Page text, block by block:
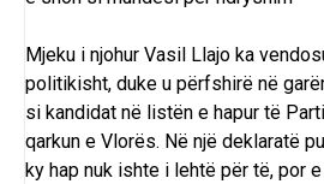
Mjeku i njohur Vasil Llajo ka
politikisht, duke u përfshirë në
si kandidat në listën e hapur të
qarkun e Vlorës. Në një deklaratë
ky hap nuk ishte i lehtë për të, por